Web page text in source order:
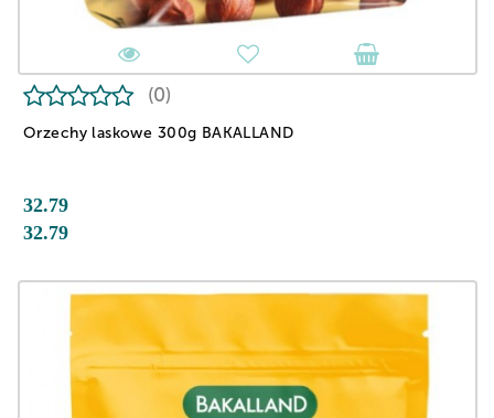
Orzechy laskowe 300g BAKALLAND
(0)
32.79
32.79